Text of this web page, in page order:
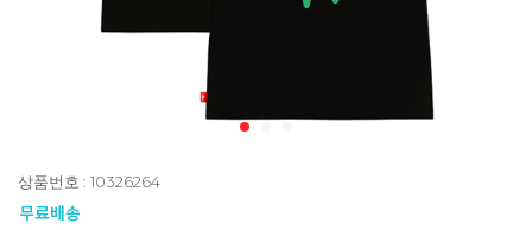
상품번호 : 10326264